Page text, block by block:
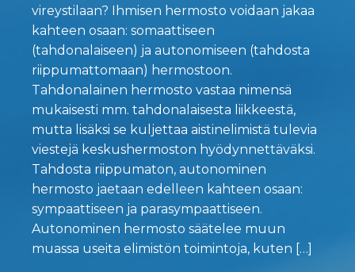
vireystilaan? Ihmisen hermosto voidaan jakaa
kahteen osaan: somaattiseen
(tahdonalaiseen) ja autonomiseen (tahdosta
riippumattomaan) hermostoon.
Tahdonalainen hermosto vastaa nimensä
mukaisesti mm. tahdonalaisesta liikkeestä,
mutta lisäksi se kuljettaa aistinelimistä tulevia
viestejä keskushermoston hyödynnettäväksi.
Tahdosta riippumaton, autonominen
hermosto jaetaan edelleen kahteen osaan:
sympaattiseen ja parasympaattiseen.
Autonominen hermosto säätelee muun
muassa useita elimistön toimintoja, kuten […]